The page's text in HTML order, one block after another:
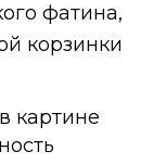
фатина,
корзинки
картине